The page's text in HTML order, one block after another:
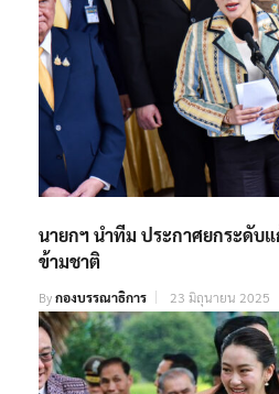
นายกฯ นำทีม ประกาศยกระดับ
ข้ามชาติ
Byกองบรรณาธิการ 23 มิถุนายน 2025